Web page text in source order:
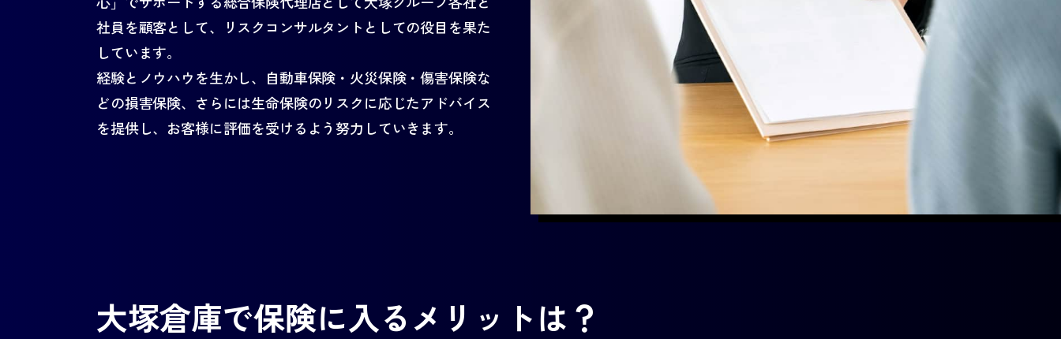
社員を顧客として、リスクコンサルタントとしての役目を果た
しています。
経験とノウハウを生かし、自動車保険・火災保険・傷害保険な
どの損害保険、さらには生命保険のリスクに応じたアドバイス
を提供し、お客様に評価を受けるよう努力していきます。
大塚倉庫で保険に入るメリットは？